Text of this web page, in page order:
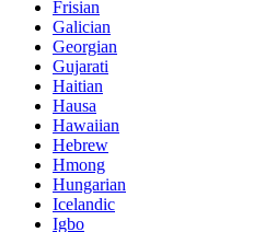
Frisian
Galician
Georgian
Gujarati
Haitian
Hausa
Hawaiian
Hebrew
Hmong
Hungarian
Icelandic
Igbo